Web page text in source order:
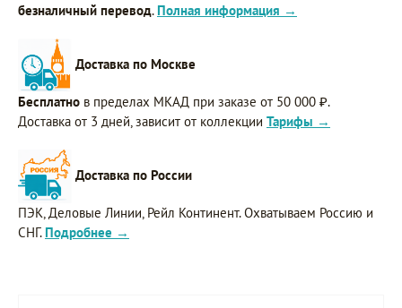
безналичный перевод. Полная информация →
Доставка по Москве
Бесплатно в пределах МКАД при заказе от 50 000 ₽.
Доставка от 3 дней, зависит от коллекции Тарифы →
Доставка по России
ПЭК, Деловые Линии, Рейл Континент. Охватываем Россию и
СНГ. Подробнее →